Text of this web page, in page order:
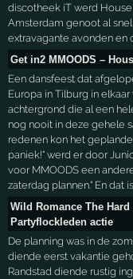
discotheek iT werd
Amsterdam genoot al
extravagante avonden en
Get in2 MMOODS –
Een dansfeest dat
Europa in Tilburg in
achtergrond die al een
nog nooit in deze gehele
redenen kon het
paniek!" werd er door
voor MMOODS een
zaterdag plannen." En dat
Wild Romance The
Partyflockleden actie
De planning was in de
diende eerst vakantie
Randstad diende rustig